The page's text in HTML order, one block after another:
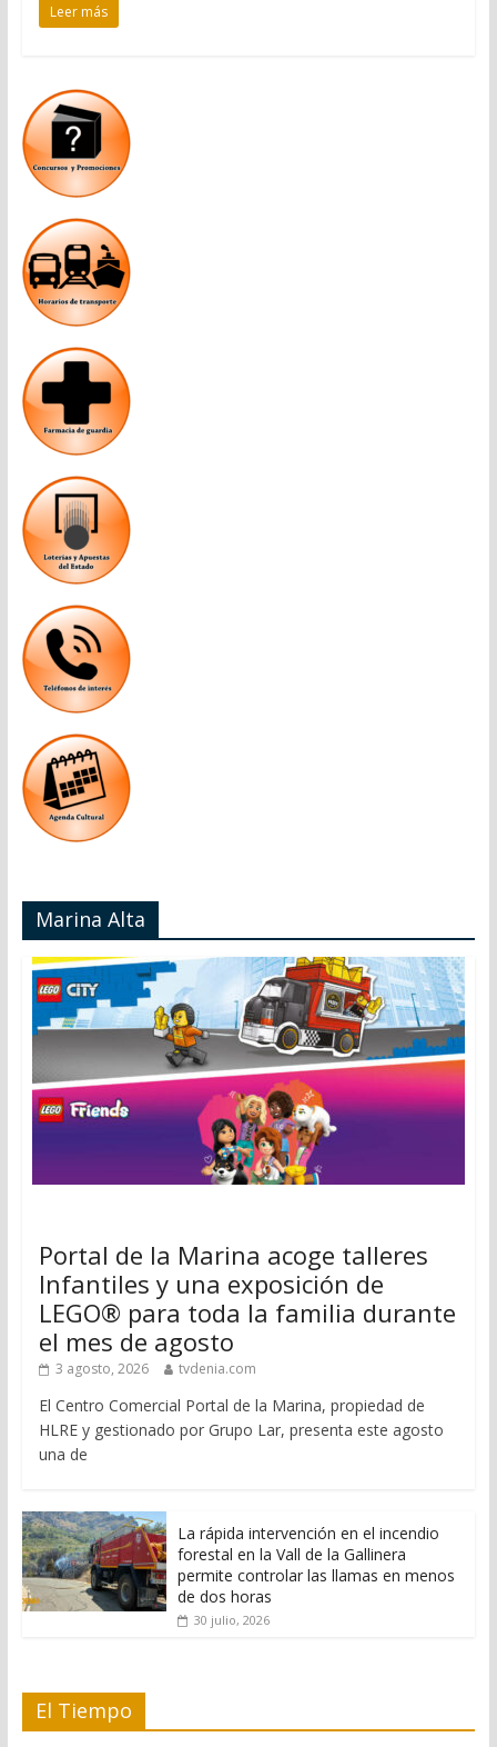
Leer más
Marina Alta
Portal de la Marina acoge talleres
Infantiles y una exposición de
LEGO® para toda la familia durante
el mes de agosto
3 agosto, 2026 tvdenia.com
El Centro Comercial Portal de la Marina, propiedad de
HLRE y gestionado por Grupo Lar, presenta este agosto
una de
La rápida intervención en el incendio
forestal en la Vall de la Gallinera
permite controlar las llamas en menos
de dos horas
30 julio, 2026
El Tiempo